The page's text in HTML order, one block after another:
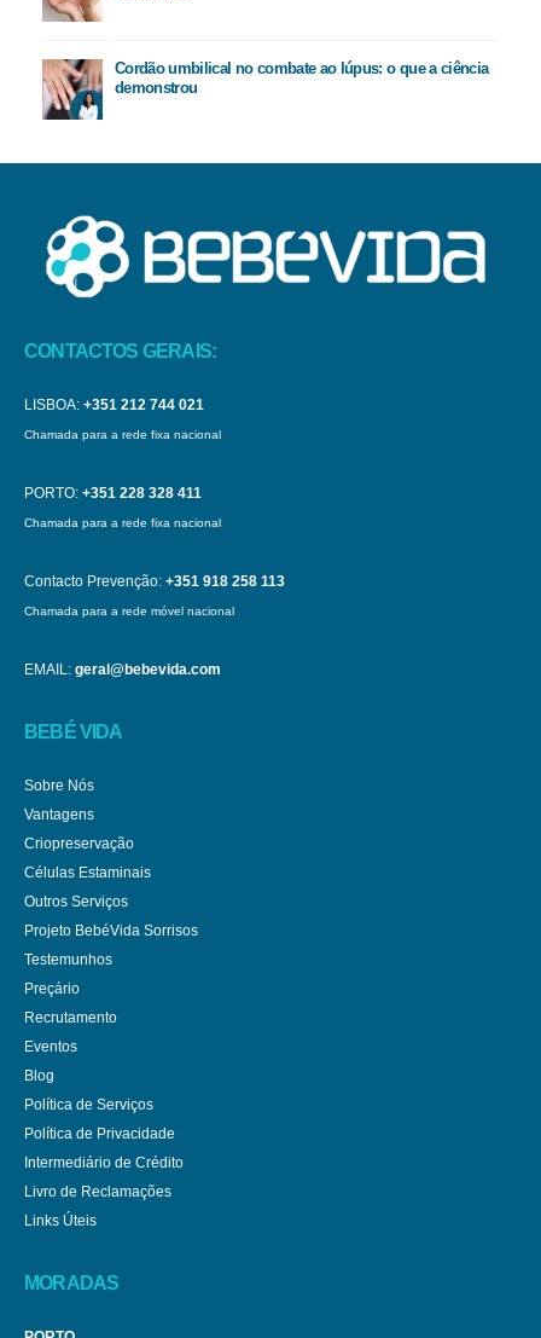
Cordão umbilical no combate ao lúpus: o que a ciência
demonstrou
CONTACTOS GERAIS:
LISBOA: +351 212 744 021
Chamada para a rede fixa nacional
PORTO: +351 228 328 411
Chamada para a rede fixa nacional
Contacto Prevenção: +351 918 258 113
Chamada para a rede móvel nacional
EMAIL: geral@bebevida.com
BEBÉ VIDA
Sobre Nós
Vantagens
Criopreservação
Células Estaminais
Outros Serviços
Projeto BebéVida Sorrisos
Testemunhos
Preçário
Recrutamento
Eventos
Blog
Política de Serviços
Política de Privacidade
Intermediário de Crédito
Livro de Reclamações
Links Úteis
MORADAS